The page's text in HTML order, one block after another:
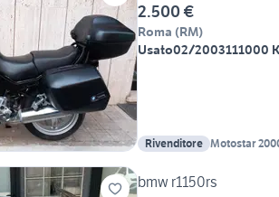
2.500 €
Roma (RM)
Usato02/2003111000
Rivenditore Motostar
bmw r1150rs